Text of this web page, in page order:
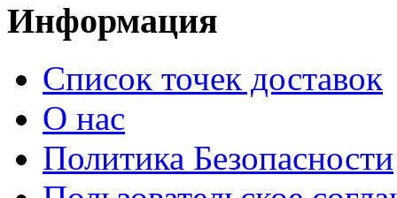
Информация
Список точек доставок
О нас
Политика Безопасности